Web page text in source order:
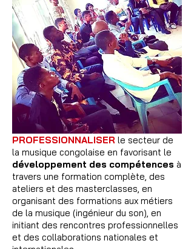
PROFESSIONNALISER le secteur de
la musique congolaise en favorisant le
développement des compétences à
travers une formation complète, des
ateliers et des masterclasses, en
organisant des formations aux métiers
de la musique (ingénieur du son), en
initiant des rencontres professionnelles
et des collaborations nationales et